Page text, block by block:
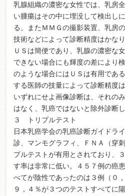
乳腺組織の濃密な女性では、乳房
い腫瘍はその中に埋没して検出し
る。またＭＭＧの撮影装置、乳房
技術などによって診断精度はかなり
ＵＳは簡便であり、乳腺の濃密な
できない場合にも輝度の差により
のような場合にはＵＳは有用であ
する医師の技量によって診断精度
いずれにせよ画像診断は、それの
はなく、乳癌ではないと除外診断
３ トリプルテスト
日本乳癌学会の乳癌診断ガイドラ
診、マンモグラフィ、ＦＮＡ（穿
プルテストが有用とされており、
す率は非常に低い。４５７例の癌
べてが陰性であったのは３例（０
９，４％が３つのテストすべてに